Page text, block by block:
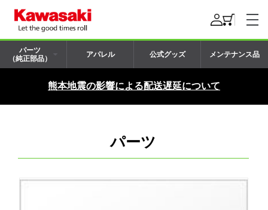
パーツ
（純正部品）
アパレル 公式グッズ メンテナンス品
熊本地震の影響による配送遅延について
パーツ